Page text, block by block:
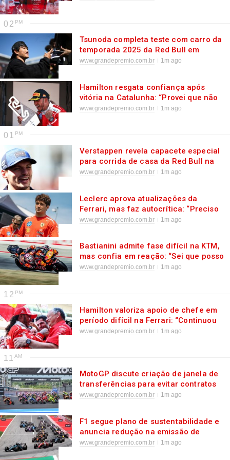
02
Tsunoda completa teste com carro da
temporada 2025 da Red Bull em
Barcelona
www.grandepremio.com.br 1m ago
Hamilton resgata confiança após
vitória na Catalunha: “Provei que não
perdi o que tinha”
www.grandepremio.com.br 1m ago
01
Verstappen revela capacete especial
para corrida de casa da Red Bull na
Áustria
www.grandepremio.com.br 1m ago
Leclerc aprova atualizações da
Ferrari, mas faz autocrítica: “Preciso
alcançar Hamilton”
www.grandepremio.com.br 1m ago
Bastianini admite fase difícil na KTM,
mas confia em reação: “Sei que posso
fazer de novo”
www.grandepremio.com.br 1m ago
12
Hamilton valoriza apoio de chefe em
período difícil na Ferrari: “Continuou
acreditando”
www.grandepremio.com.br 1m ago
11
MotoGP discute criação de janela de
transferências para evitar contratos
precoces
www.grandepremio.com.br 1m ago
F1 segue plano de sustentabilidade e
anuncia redução na emissão de
carbono em 2025
www.grandepremio.com.br 1m ago